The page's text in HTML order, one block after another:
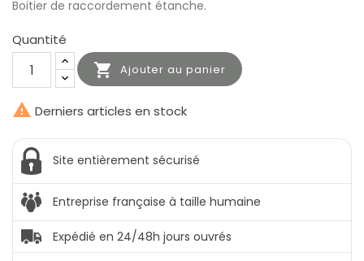
Boitier de raccordement étanche.
Quantité
 Ajouter au panier
 Derniers articles en stock
Site entièrement sécurisé
Entreprise française à taille humaine
Expédié en 24/48h jours ouvrés